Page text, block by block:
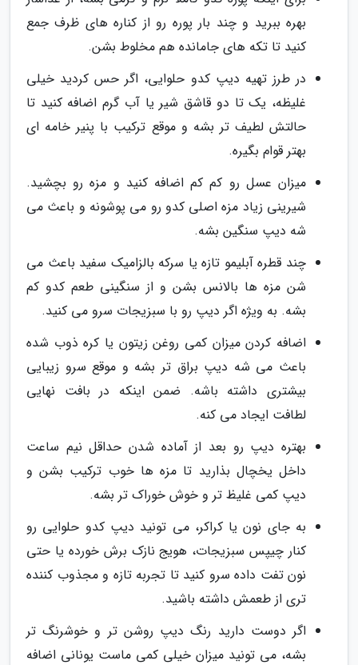
بهره ببرید و چند بار پوره رو از کناره های ظرف جمع
کنید تا تکه های جامانده هم مخلوط بشن.
در طرز تهیه دیپ کدو حلوایی، اگر حس کردید خیلی
غلیظه، یک تا دو قاشق شیر یا آب گرم اضافه کنید تا
حالتش لطیف تر بشه و موقع ترکیب با پنیر خامه ای
بهتر قوام بگیره.
میزان عسل رو کم کم اضافه کنید و مزه رو بچشید.
شیرینی زیاد مزه اصلی کدو رو می پوشونه و باعث می
شه دیپ سنگین بشه.
چند قطره آبلیمو تازه یا سرکه بالزامیک سفید باعث می
شن مزه ها بالانس بشن و از سنگینی طعم کدو کم
بشه. به ویژه اگر دیپ رو با سبزیجات سرو می کنید.
اضافه کردن میزان کمی روغن زیتون یا کره ذوب شده
باعث می شه دیپ براق تر بشه و موقع سرو زیبایی
بیشتری داشته باشه. ضمن اینکه در بافت نهایی
لطافت ایجاد می کنه.
بهتره دیپ رو بعد از آماده شدن حداقل نیم ساعت
داخل یخچال بذارید تا مزه ها خوب ترکیب بشن و
دیپ کمی غلیظ تر و خوش خوراک تر بشه.
به جای نون یا کراکر، می تونید دیپ کدو حلوایی رو
کنار چیپس سبزیجات، هویج نازک برش خورده یا حتی
نون تفت داده سرو کنید تا تجربه تازه و مجذوب کننده
تری از طعمش داشته باشید.
اگر دوست دارید رنگ دیپ روشن تر و خوشرنگ تر
بشه، می تونید میزان خیلی کمی ماست یونانی اضافه